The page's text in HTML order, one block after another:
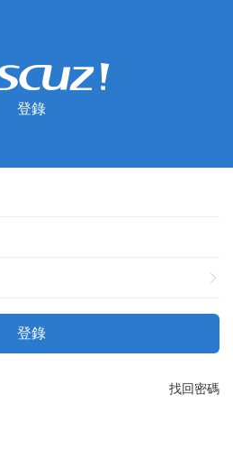
登錄
登錄
找回密碼